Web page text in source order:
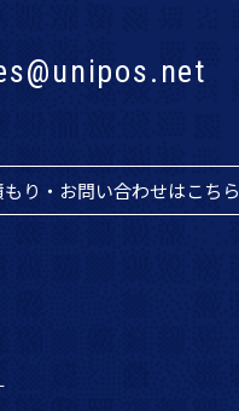
もり・お問い合わせはこちら